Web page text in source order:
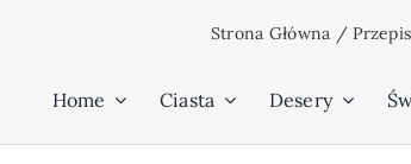
Strona Główna /
Home Ciasta Desery